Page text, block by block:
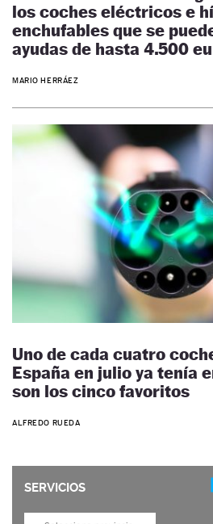
los coches eléctricos e
enchufables que se
ayudas de hasta 4.500
MARIO HERRÁEZ
Uno de cada cuatro
España en julio ya tenía
son los cinco favoritos
ALFREDO RUEDA